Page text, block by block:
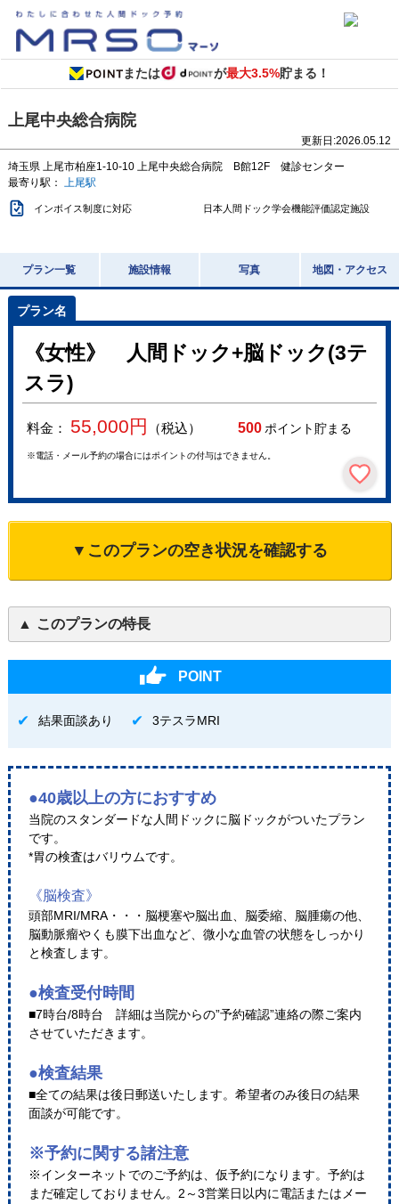
または が最大3.5%貯まる！
上尾中央総合病院
更新日:2026.05.12
埼玉県 上尾市柏座1-10-10 上尾中央総合病院 B館12F 健診センター
最寄り駅： 上尾駅
インボイス制度に対応 日本人間ドック学会機能評価認定施設
プラン一覧 施設情報 写真 地図・アクセス
《女性》 人間ドック+脳ドック(3テ
スラ)
料金： 55,000円 （税込） 500ポイント貯まる
※電話・メール予約の場合にはポイントの付与はできません。
▼このプランの空き状況を確認する
このプランの特長
POINT
結果面談あり 3テスラMRI
●40歳以上の方におすすめ
当院のスタンダードな人間ドックに脳ドックがついたプラン
です。
*胃の検査はバリウムです。
《脳検査》
頭部MRI/MRA・・・脳梗塞や脳出血、脳委縮、脳腫瘍の他、
脳動脈瘤やくも膜下出血など、微小な血管の状態をしっかり
と検査します。
●検査受付時間
■7時台/8時台 詳細は当院からの”予約確認”連絡の際ご案内
させていただきます。
●検査結果
■全ての結果は後日郵送いたします。希望者のみ後日の結果
面談が可能です。
※予約に関する諸注意
※インターネットでのご予約は、仮予約になります。予約は
まだ確定しておりません。2～3営業日以内に電話またはメー